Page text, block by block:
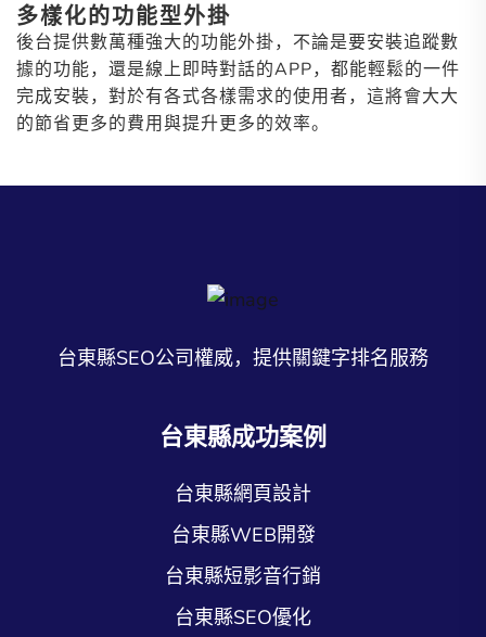
多樣化的功能型外掛
後台提供數萬種強大的功能外掛，不論是要安裝追蹤數
據的功能，還是線上即時對話的APP，都能輕鬆的一件
完成安裝，對於有各式各樣需求的使用者，這將會大大
的節省更多的費用與提升更多的效率。
台東縣SEO公司權威，提供關鍵字排名服務
台東縣成功案例
台東縣網頁設計
台東縣WEB開發
台東縣短影音行銷
台東縣SEO優化